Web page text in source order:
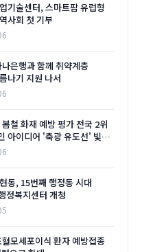
기술센터, 스마트팜 유럽형
사회 첫 기부
은행과 함께 취약계층
나기 지원 나서
철 화재 예방 평가 전국 2위
아이디어 '축광 유도선' 빛
동, 15번째 행정동 시대
정복지센터 개청
모세포이식 환자 예방접종